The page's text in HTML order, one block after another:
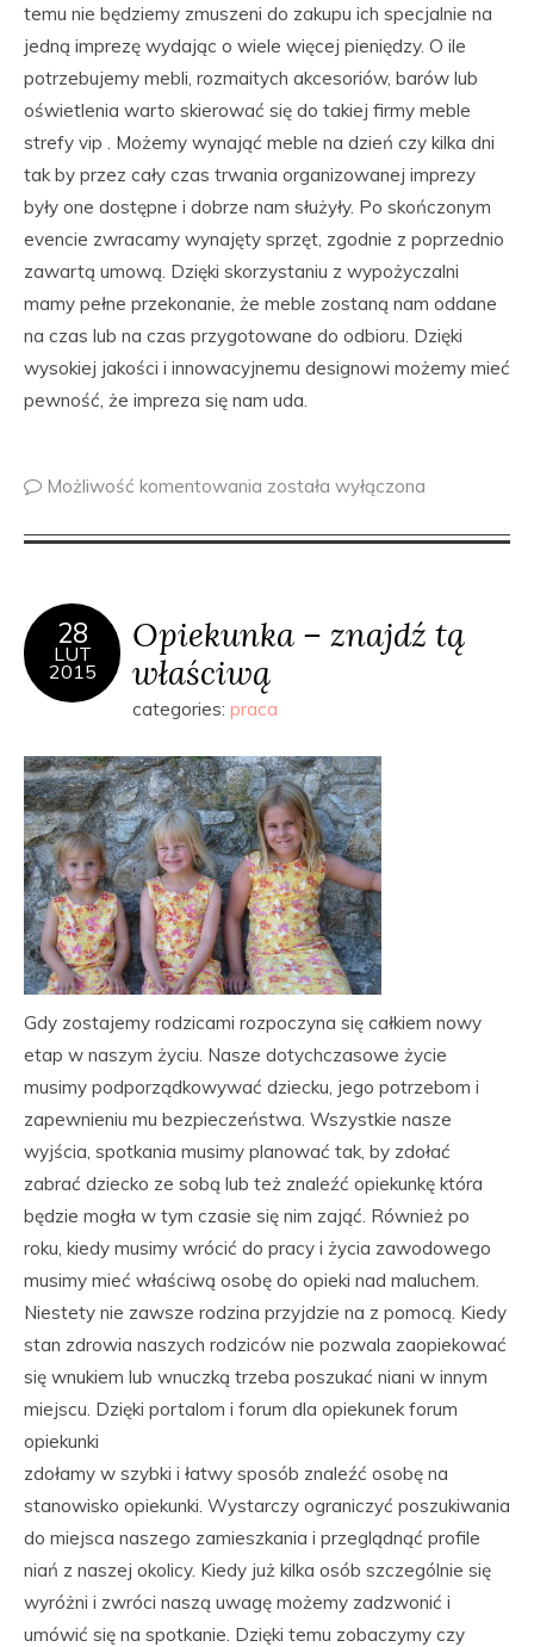
temu nie będziemy zmuszeni do zakupu ich specjalnie na
jedną imprezę wydając o wiele więcej pieniędzy. O ile
potrzebujemy mebli, rozmaitych akcesoriów, barów lub
oświetlenia warto skierować się do takiej firmy meble
strefy vip . Możemy wynająć meble na dzień czy kilka dni
tak by przez cały czas trwania organizowanej imprezy
były one dostępne i dobrze nam służyły. Po skończonym
evencie zwracamy wynajęty sprzęt, zgodnie z poprzednio
zawartą umową. Dzięki skorzystaniu z wypożyczalni
mamy pełne przekonanie, że meble zostaną nam oddane
na czas lub na czas przygotowane do odbioru. Dzięki
wysokiej jakości i innowacyjnemu designowi możemy mieć
pewność, że impreza się nam uda.
Możliwość komentowania została wyłączona
28
LUT
2015
Opiekunka – znajdź tą
właściwą
categories: praca
Gdy zostajemy rodzicami rozpoczyna się całkiem nowy
etap w naszym życiu. Nasze dotychczasowe życie
musimy podporządkowywać dziecku, jego potrzebom i
zapewnieniu mu bezpieczeństwa. Wszystkie nasze
wyjścia, spotkania musimy planować tak, by zdołać
zabrać dziecko ze sobą lub też znaleźć opiekunkę która
będzie mogła w tym czasie się nim zająć. Również po
roku, kiedy musimy wrócić do pracy i życia zawodowego
musimy mieć właściwą osobę do opieki nad maluchem.
Niestety nie zawsze rodzina przyjdzie na z pomocą. Kiedy
stan zdrowia naszych rodziców nie pozwala zaopiekować
się wnukiem lub wnuczką trzeba poszukać niani w innym
miejscu. Dzięki portalom i forum dla opiekunek forum
opiekunki
zdołamy w szybki i łatwy sposób znaleźć osobę na
stanowisko opiekunki. Wystarczy ograniczyć poszukiwania
do miejsca naszego zamieszkania i przeglądnąć profile
niań z naszej okolicy. Kiedy już kilka osób szczególnie się
wyróżni i zwróci naszą uwagę możemy zadzwonić i
umówić się na spotkanie. Dzięki temu zobaczymy czy